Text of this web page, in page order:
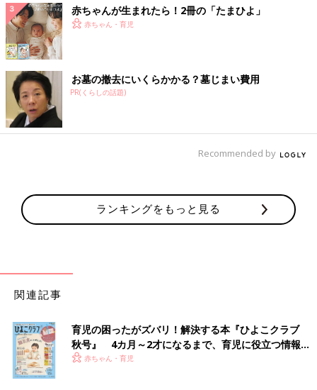
赤ちゃんが生まれたら！2冊の「たまひよ」
赤ちゃん・育児
お墓の撤去にいくらかかる？墓じまい費用
PR(くらしの話題)
Recommended by
ランキングをもっと見る
関連記事
育児の困ったがズバリ！解決する本『ひよこクラブ
秋号』 4カ月～2才になるまで、育児に役立つ情報が
いっぱい！
赤ちゃん・育児